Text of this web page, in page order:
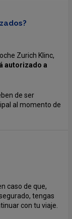
Zurich Klinc,
autorizado a
de ser
al momento de
caso de que,
tengas
con tu viaje.